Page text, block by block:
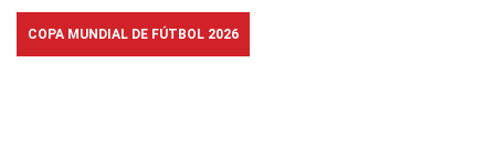
COPA MUNDIAL DE FÚTBOL 2026